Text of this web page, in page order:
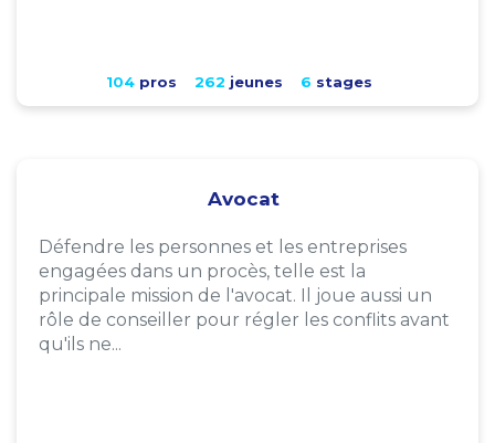
104pros 262 jeunes 6 stages
Avocat
Défendre les personnes et les entreprises
engagées dans un procès, telle est la
principale mission de l'avocat. Il joue aussi un
rôle de conseiller pour régler les conflits avant
qu'ils ne...